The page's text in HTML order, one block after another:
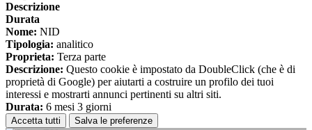
Descrizione
Durata
Nome: NID
Tipologia: analitico
Proprieta: Terza parte
Descrizione: Questo cookie è impostato da DoubleClick (che è di
proprietà di Google) per aiutarti a costruire un profilo dei tuoi
interessi e mostrarti annunci pertinenti su altri siti.
Durata: 6 mesi 3 giorni
Accetta tutti Salva le preferenze